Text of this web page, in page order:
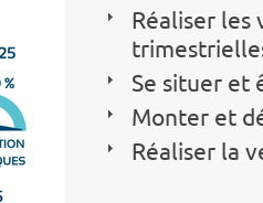
Réaliser les
Se situer et
Monter et
Réaliser la